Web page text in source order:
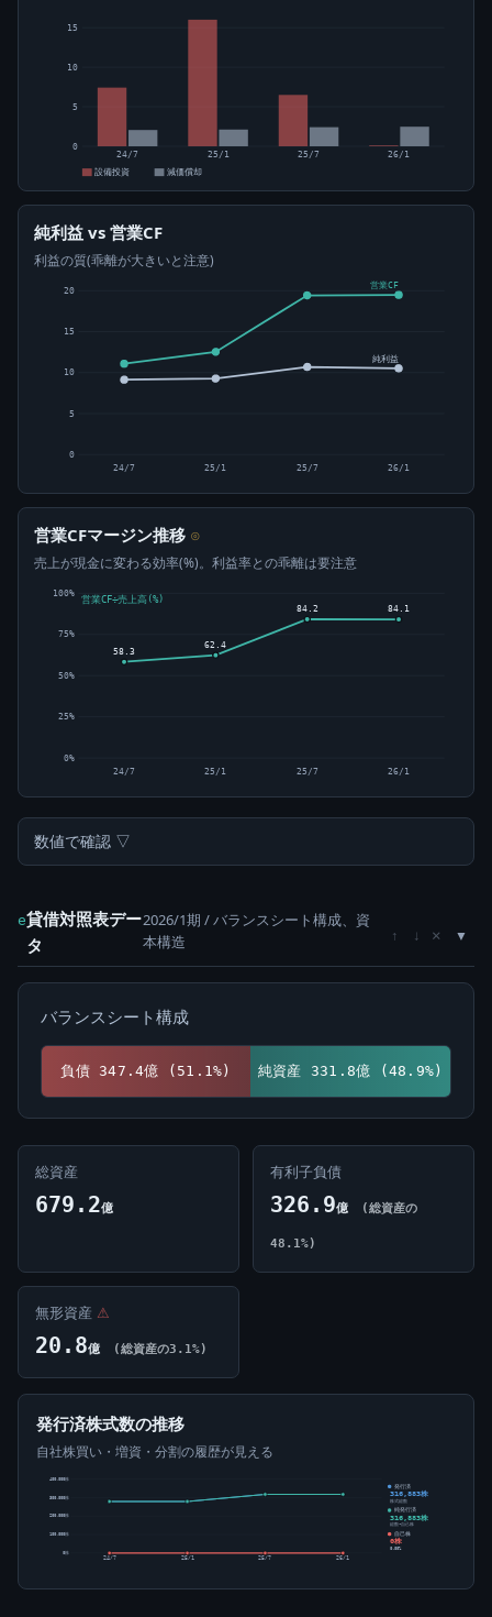
0
5
10
15
24/7 25/1 25/7
26/1
設備投資
減価償却
純利益 vs 営業CF
利益の質(乖離が大きいと注意)
0
5
10
15
20
営業CF
純利益
24/7 25/1 25/7 26/1
営業CFマージン推移 ⊙
売上が現金に変わる効率(%)。利益率との乖離は要注意
0%
25%
50%
75%
100%
58.3
24/7
62.4
25/1
84.2
25/7
84.1
26/1
営業CF÷売上高(%)
数値で確認 ▽
e貸借対照表デー
タ
2026/1期 / バランスシート構成、資
本構造
↑ ↓ ×
バランスシート構成
負債 347.4億 (51.1%) 純資産 331.8億 (48.9%)
総資産
679.2億
有利子負債
326.9億 (総資産の
48.1%)
無形資産 ⚠
20.8億 (総資産の3.1%)
発行済株式数の推移
自社株買い・増資・分割の履歴が見える
0株
100,000株
200,000株
300,000株
400,000株
24/7 25/1 25/7 26/1
発行済
316,883株
株式総数
純発行済
316,883株
総数-自己株
自己株
0株
0.00%